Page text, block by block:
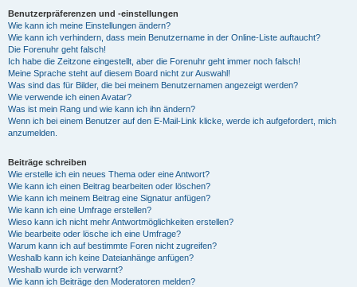
Benutzerpräferenzen und -einstellungen
Wie kann ich meine Einstellungen ändern?
Wie kann ich verhindern, dass mein Benutzername in der Online-Liste auftaucht?
Die Forenuhr geht falsch!
Ich habe die Zeitzone eingestellt, aber die Forenuhr geht immer noch falsch!
Meine Sprache steht auf diesem Board nicht zur Auswahl!
Was sind das für Bilder, die bei meinem Benutzernamen angezeigt werden?
Wie verwende ich einen Avatar?
Was ist mein Rang und wie kann ich ihn ändern?
Wenn ich bei einem Benutzer auf den E-Mail-Link klicke, werde ich aufgefordert, mich
anzumelden.
Beiträge schreiben
Wie erstelle ich ein neues Thema oder eine Antwort?
Wie kann ich einen Beitrag bearbeiten oder löschen?
Wie kann ich meinem Beitrag eine Signatur anfügen?
Wie kann ich eine Umfrage erstellen?
Wieso kann ich nicht mehr Antwortmöglichkeiten erstellen?
Wie bearbeite oder lösche ich eine Umfrage?
Warum kann ich auf bestimmte Foren nicht zugreifen?
Weshalb kann ich keine Dateianhänge anfügen?
Weshalb wurde ich verwarnt?
Wie kann ich Beiträge den Moderatoren melden?